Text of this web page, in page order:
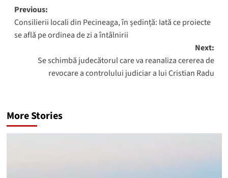
Post
navigation
Previous:
Consilierii locali din Pecineaga, în ședință: Iată ce proiecte
se află pe ordinea de zi a întâlnirii
Next:
Se schimbă judecătorul care va reanaliza cererea de
revocare a controlului judiciar a lui Cristian Radu
More Stories